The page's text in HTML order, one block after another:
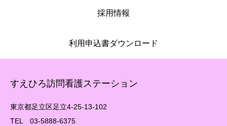
採用情報
利用申込書ダウンロード
すえひろ訪問看護ステーション
東京都足立区足立4-25-13-102
TEL 03-5888-6375